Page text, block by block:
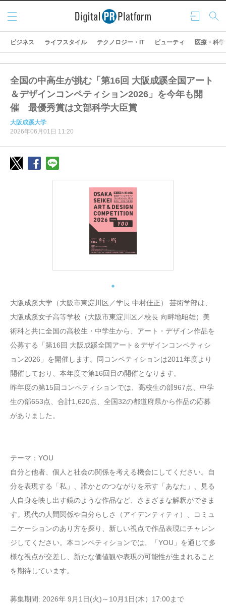
ログ
イン
検索
メニ
ュー
ビジネス ライフスタイル テクノロジー・IT ビューティ 医療・科学
全国の中高生が挑む「第16回 大阪成蹊全国アート
＆デザインコンペティション2026」を今年も開
催 最優秀賞は文部科学大臣賞
大阪成蹊大学
2026年06月01日 11:20
大阪成蹊大学（大阪市東淀川区／学長 中村佳正） 芸術学部は、
大阪成蹊女子高等学校（大阪市東淀川区／校長 向畔地昭雄）美
術科と共に全国の高校生・中学生から、アート・デザイン作品を
公募する「第16回 大阪成蹊全国アート＆デザインコンペティシ
ョン2026」を開催します。同コンペティションは2011年度より
開催しており、本年度で第16回目の開催となります。
昨年度の第15回コンペティションでは、高校生の部967点、中学
生の部653点、合計1,620点、全国32の都道府県から作品の応募
がありました。
テーマ：YOU
自分と他者、個人と社会の関係を考える機会にしてください。自
分を表現する「私」、誰かとのつながりを示す「あなた」、見る
人自身を映し出す鏡のような作品など、さまざまな解釈ができま
す。現代の人間関係や自分らしさ（アイデンティティ）、コミュ
ニケーションのあり方を探り、新しい視点で作品表現にチャレン
ジしてください。本コンペティションでは、「YOU」を通じて多
様な視点が交差し、新たな価値観や表現の可能性が生まれること
を期待しています。
募集期間: 2026年 9月1日(火)～10月1日(木）17:00まで